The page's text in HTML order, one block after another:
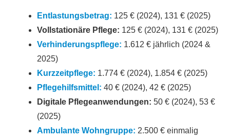
Entlastungsbetrag: 125 € (2024), 131 € (2025)
Vollstationäre Pflege: 125 € (2024), 131 € (2025)
Verhinderungspflege: 1.612 € jährlich (2024 &
2025)
Kurzzeitpflege: 1.774 € (2024), 1.854 € (2025)
Pflegehilfsmittel: 40 € (2024), 42 € (2025)
Digitale Pflegeanwendungen: 50 € (2024), 53 €
(2025)
Ambulante Wohngruppe: 2.500 € einmalig